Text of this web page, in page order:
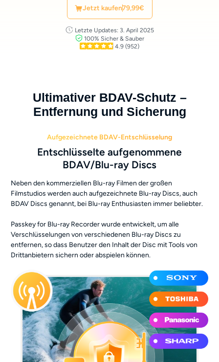
Jetzt kaufen79,99€
Letzte Updates: 3. April 2025
100% Sicher & Sauber
4.9 (952)
Ultimativer BDAV-Schutz –
Entfernung und Sicherung
Aufgezeichnete BDAV-Entschlüsselung
Entschlüsselte aufgenommene
BDAV/Blu-ray Discs
Neben den kommerziellen Blu-ray Filmen der großen
Filmstudios werden auch aufgezeichnete Blu-ray Discs, auch
BDAV Discs genannt, bei Blu-ray Enthusiasten immer beliebter.
Passkey for Blu-ray Recorder wurde entwickelt, um alle
Verschlüsselungen von verschiedenen Blu-ray Discs zu
entfernen, so dass Benutzer den Inhalt der Disc mit Tools von
Drittanbietern sichern oder abspielen können.